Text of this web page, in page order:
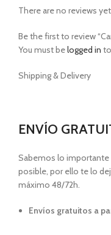
There are no reviews yet.
Be the first to review
You must belogged in
Shipping & Delivery
ENVÍO
Sabemos lo importante
posible, por ello te lo
máximo 48/72h.
Envíos gratuitos a